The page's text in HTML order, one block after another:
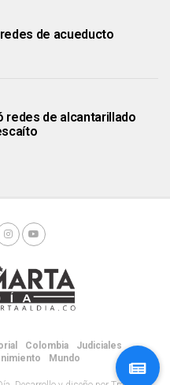
de acueducto
redes de alcantarillado
Colombia
Judiciales
Mundo